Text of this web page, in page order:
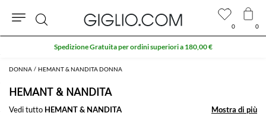
DONNA HEMANT & NANDITA DONNA
HEMANT & NANDITA
Vedi tutto HEMANT & NANDITA Mostra di più
Mostra di più
0 0
Cerca
Spedizione Gratuita per ordini superiori a 180,00 €